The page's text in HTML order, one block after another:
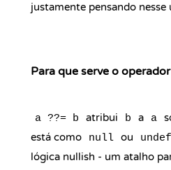
justamente pensando nesse
Para que serve o operador
a ??= b atribui b a a
está como null ou
lógica nullish - um atalho